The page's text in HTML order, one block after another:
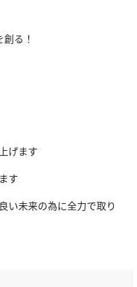
る！
げます
す
い未来の為に全力で取り